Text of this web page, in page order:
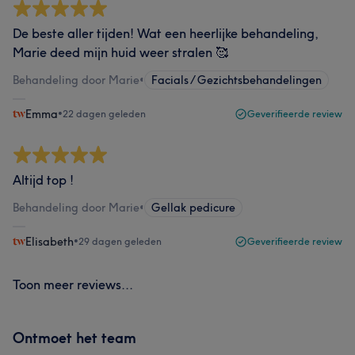
De beste aller tijden! Wat een heerlijke behandeling,
Marie deed mijn huid weer stralen 🥰
Behandeling door Marie• Facials / Gezichtsbehandelingen
Emma•22 dagen geleden Geverifieerde review
Altijd top !
Behandeling door Marie• Gellak pedicure
Elisabeth•29 dagen geleden Geverifieerde review
Toon meer reviews...
Ontmoet het team